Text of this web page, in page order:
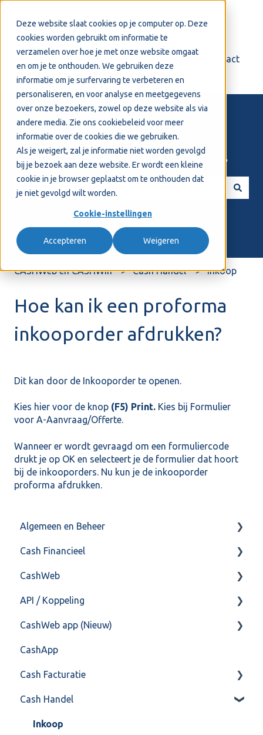
Deze website slaat cookies op je computer op. Deze
cookies worden gebruikt om informatie te
verzamelen over hoe je met onze website omgaat
en om je te onthouden. We gebruiken deze
informatie om je surfervaring te verbeteren en
personaliseren, en voor analyse en meetgegevens
over onze bezoekers, zowel op deze website als via
andere media. Zie ons cookiebeleid voor meer
informatie over de cookies die we gebruiken.
Als je weigert, zal je informatie niet worden gevolgd
bij je bezoek aan deze website. Er wordt een kleine
cookie in je browser geplaatst om te onthouden dat
je niet gevolgd wilt worden.
Cookie-instellingen
Accepteren Weigeren
Support Contact
Welkom! Hoe kunnen we je helpen?
CASHWeb en CASHWin Cash Handel Inkoop
Hoe kan ik een proforma
inkooporder afdrukken?
Dit kan door de Inkooporder te openen.
Kies hier voor de knop (F5) Print. Kies bij Formulier
voor A-Aanvraag/Offerte.
Wanneer er wordt gevraagd om een formuliercode
drukt je op OK en selecteert je de formulier dat hoort
bij de inkooporders. Nu kun je de inkooporder
proforma afdrukken.
Algemeen en Beheer
Bank(koppeling)
Import/Export
Postbus
Training & Consultancy
Overig
Cash Financieel
Boekhoud
Fiscaal
Overig
CashWeb
CashHero Layout
Mailen vanuit CASHWeb
Algemeen gebruik
API / Koppeling
Algemeen
Api 3.0 (SOAP API)
API 4.0 (REST API)
CashWeb app (Nieuw)
Veel gestelde vragen
CashApp
Cash Facturatie
Factureren
Instellingen
Cash Handel
Inkoop